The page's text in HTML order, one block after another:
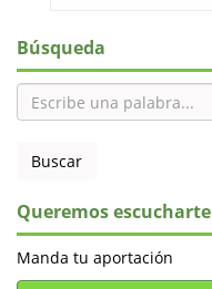
Búsqueda
Queremos escucharte
Manda tu aportación